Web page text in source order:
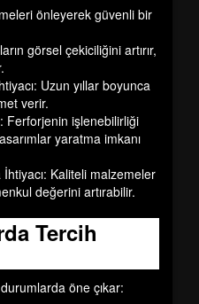
önleyerek güvenli bir
görsel çekiciliğini artırır,
Uzun yıllar boyunca
verir.
Ferforjenin işlenebilirliği
yaratma imkanı
Kaliteli malzemeler
değerini artırabilir.
Tercih
öne çıkar: